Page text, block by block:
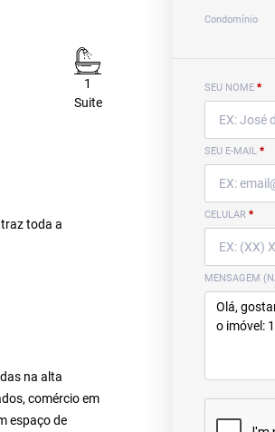
1
Suite
toda a
na alta
comércio em
espaço de
Condomínio
SEU NOME *
SEU E-MAIL *
CELULAR *
MENSAGEM